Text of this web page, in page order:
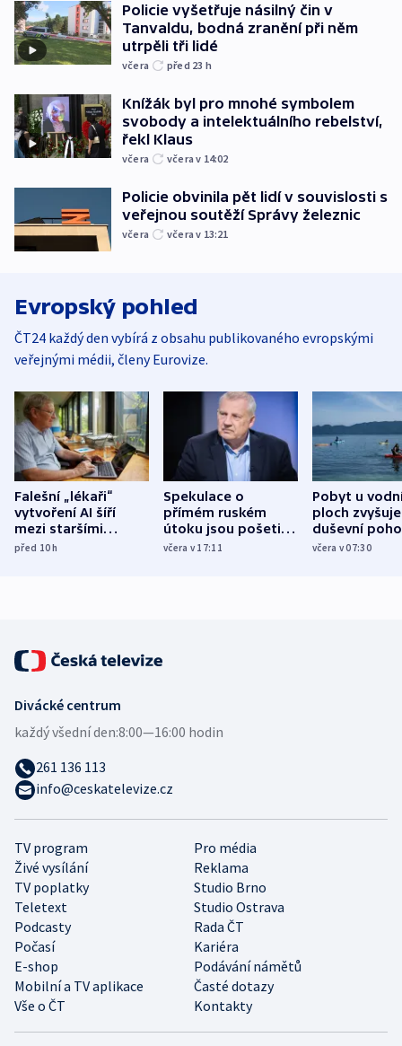
Policie vyšetřuje násilný čin v
Tanvaldu, bodná zranění při něm
utrpěli tři lidé
včera před 23 h
Knížák byl pro mnohé symbolem
svobody a intelektuálního rebelství,
řekl Klaus
včera včera v 14:02
Policie obvinila pět lidí v souvislosti s
veřejnou soutěží Správy železnic
včera včera v 13:21
Evropský pohled
ČT24 každý den vybírá z obsahu publikovaného evropskými
veřejnými médii, členy Eurovize.
Falešní „lékaři“
vytvoření AI šíří
mezi staršími
Poláky nebezpečné
před 10h
Spekulace o
přímém ruském
útoku jsou pošetilé,
míní estonský
včera v 17:11
Pobyt u
ploch zvyšuje
duševní
ukázala
včera v 07:30
TV program
Pro média
Živé vysílání
Reklama
TV poplatky
Studio Brno
Teletext
Studio Ostrava
Podcasty
Rada ČT
Počasí
Kariéra
E-shop
Podávání námětů
Mobilní a TV aplikace
Časté dotazy
Vše o ČT
Kontakty
Divácké centrum
každý všední den:8:00—16:00 hodin
261 136 113
info@ceskatelevize.cz